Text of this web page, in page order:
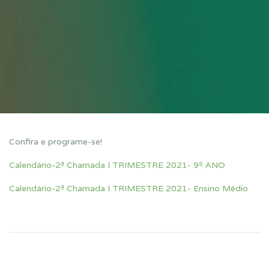
Confira e programe-se!
Calendário-2ª Chamada I TRIMESTRE 2021- 9º ANO
Calendário-2ª Chamada I TRIMESTRE 2021- Ensino Médio